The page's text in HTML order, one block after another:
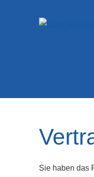
Sie haben das